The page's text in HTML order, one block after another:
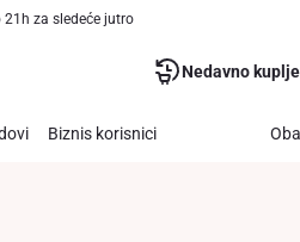
21h za sledeće jutro
Nedavno
Biznis korisnici